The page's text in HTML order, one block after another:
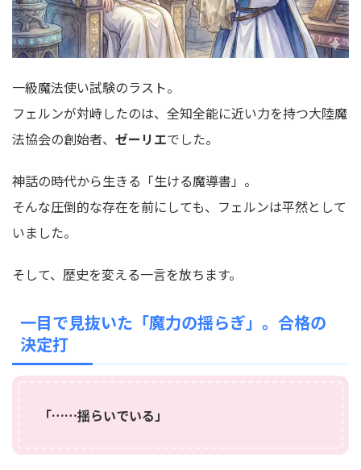
一級魔法使い試験のラスト。
フェルンが対峙したのは、全知全能に近い力を持つ大陸魔
法協会の創始者、 ゼーリエでした。
神話の時代から生きる「生ける魔導書」。
そんな圧倒的な存在を前にしても、フェルンは平然として
いました。
そして、歴史を変える一言を放ちます。
一目で見抜いた「魔力の揺らぎ」。合格の
決定打
「……揺らいでいる」